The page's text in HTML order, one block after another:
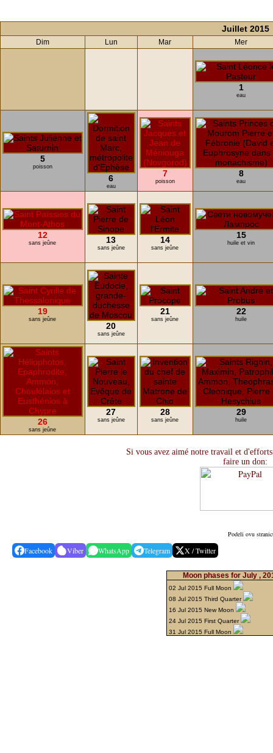
Juillet 2015
Dim Lun Mar Mer
1
eau
5
poisson
6
eau
7
poisson
8
eau
12
sans jeûne 13
sans jeûne
14
sans jeûne
15
huile et vin
19
sans jeûne
20
sans jeûne
21
sans jeûne
22
huile
26
sans jeûne
27
sans jeûne
28
sans jeûne
29
huile
Si vous avez aimé notre travail et
faire un don:
Podeli ovu
Facebook Viber WhatsApp Telegram X / Twitter
Moon phases for July ,
02 Jul 2015 Full Moon
08 Jul 2015 Third Quarter
16 Jul 2015 New Moon
24 Jul 2015 First Quarter
31 Jul 2015 Full Moon